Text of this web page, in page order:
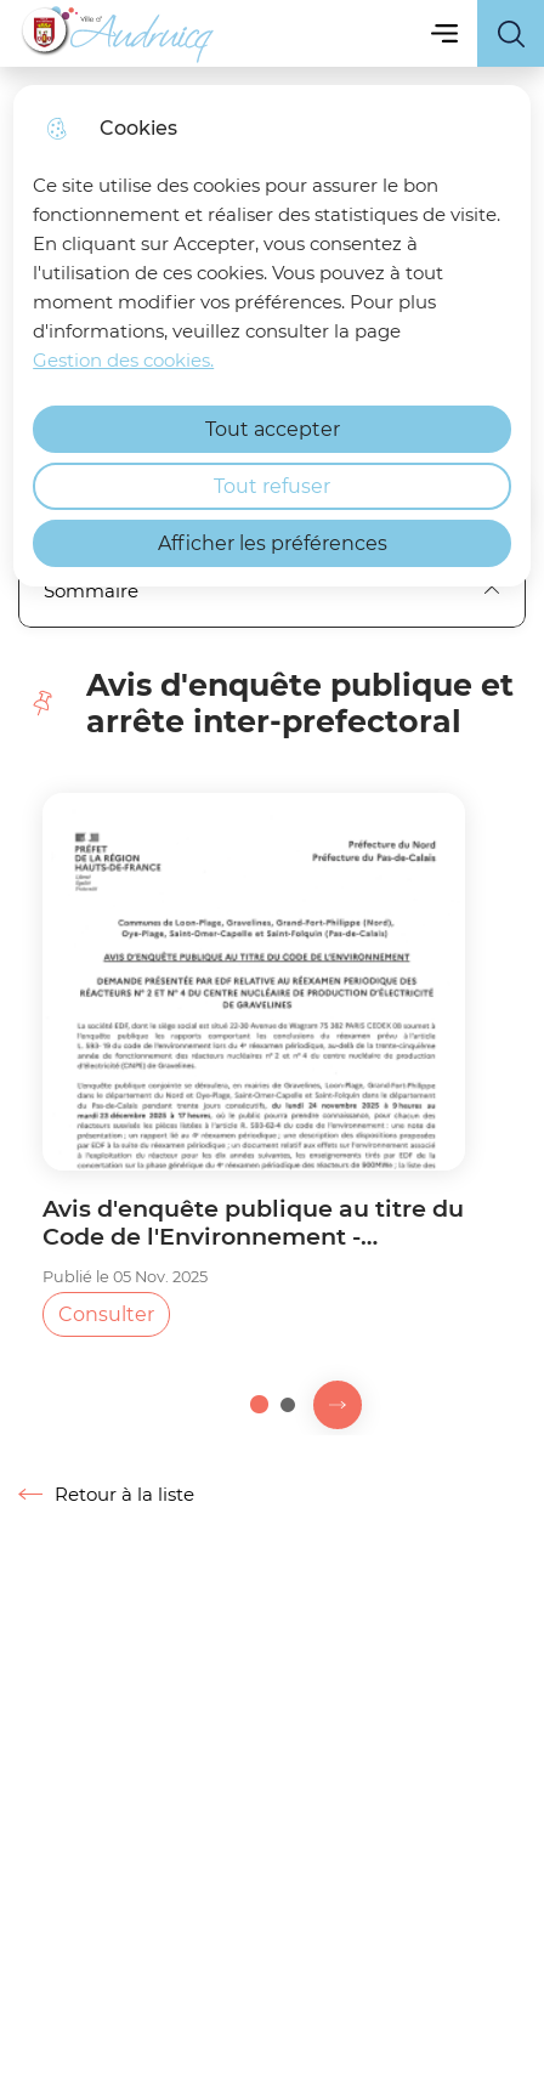
Cookies
Ce site utilise des cookies pour assurer le bon
fonctionnement et réaliser des statistiques de visite.
En cliquant sur Accepter, vous consentez à
l'utilisation de ces cookies. Vous pouvez à tout
moment modifier vos préférences. Pour plus
d'informations, veuillez consulter la page
Gestion des cookies.
Afficher les préférences
Tout accepter
Tout refuser
Skip
to
menu
Skip
to
search
principal
Skip to
site
map
Ville d'Audruicq
Menu
titre du Code de
l'Environnement -
Réexamen périodique des
réacteurs nucléaires 2 et 4
Information générale
Accueil
Sommaire
Avis d'enquête publique et
arrête inter-prefectoral
Avis d'enquête publique au titre du
Code de l'Environnement -
Réexamen périodique des
réacteurs nucléaires 2 et 4
Publié le 05 Nov. 2025
Consulter
Prochaine slide
1
2
Retour à la liste
Retour à la liste